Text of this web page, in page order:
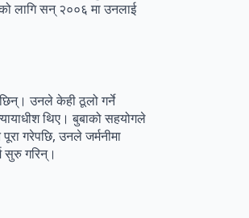
लागि सन् २००६ मा उनलाई
उनले केही ठूलो गर्ने
थिए। बुबाको सहयोगले
गरेपछि, उनले जर्मनीमा
सुरु गरिन्।